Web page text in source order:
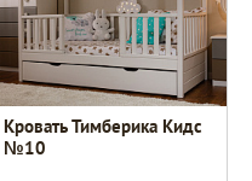
Кровать Тимберика Кидс
№10